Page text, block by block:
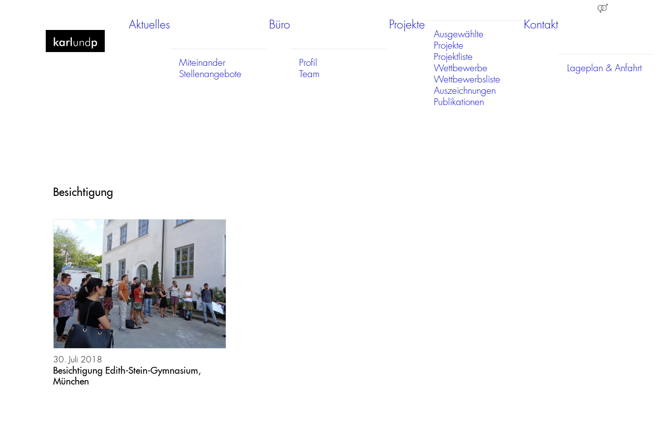
Aktuelles
Miteinander
Stellenangebote
Büro
Profil
Team
Projekte
Ausgewählte
Projekte
Projektliste
Wettbewerbe
Wettbewerbsliste
Auszeichnungen
Publikationen
Kontakt
Lageplan & Anfahrt
Besichtigung
30. Juli 2018
Besichtigung Edith-Stein-Gymnasium,
München